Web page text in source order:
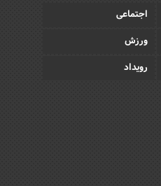
اجتماعی
ورزش
رویداد